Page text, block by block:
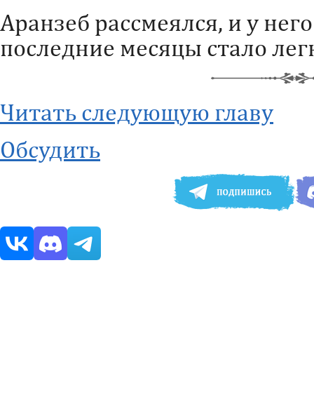
Аранзеб рассмеялся, и у
последние месяцы стало
Читать следующую главу
Обсудить